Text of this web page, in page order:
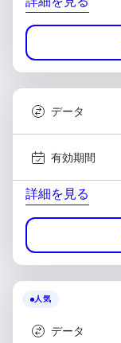
データ
有効期間
詳細を見る
人気
データ